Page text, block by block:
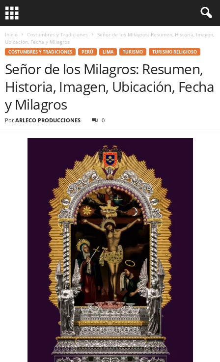
Inicio Costumbres y Tradiciones
Señor de los Milagros: Resumen, Historia, Imagen,
Ubicación, Fecha y Milagros
COSTUMBRES Y TRADICIONES PERÚ LIMA TURISMO TURISMO RELIGIOSO
Señor de los Milagros: Resumen,
Historia, Imagen, Ubicación, Fecha
y Milagros
Por ARLECO PRODUCCIONES 0